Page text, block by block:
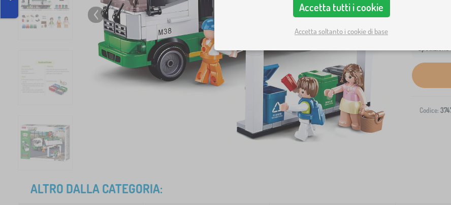
Codice:
ALTRO DALLA CATEGORIA:
Accetta tutti i cookie
Accetta soltanto i cookie di base